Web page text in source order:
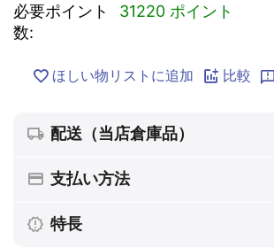
必要ポイント
数:
31220 ポイント
ほしい物リストに追加 比較
配送（当店倉庫品）
支払い方法
特長